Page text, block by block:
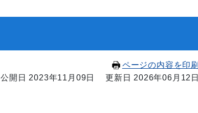
ページの内容を印刷
公開日 2023年11月09日
更新日 2026年06月12日